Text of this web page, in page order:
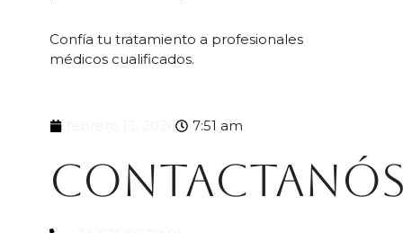
Confía tu tratamiento a profesionales
médicos cualificados.
7:51 am